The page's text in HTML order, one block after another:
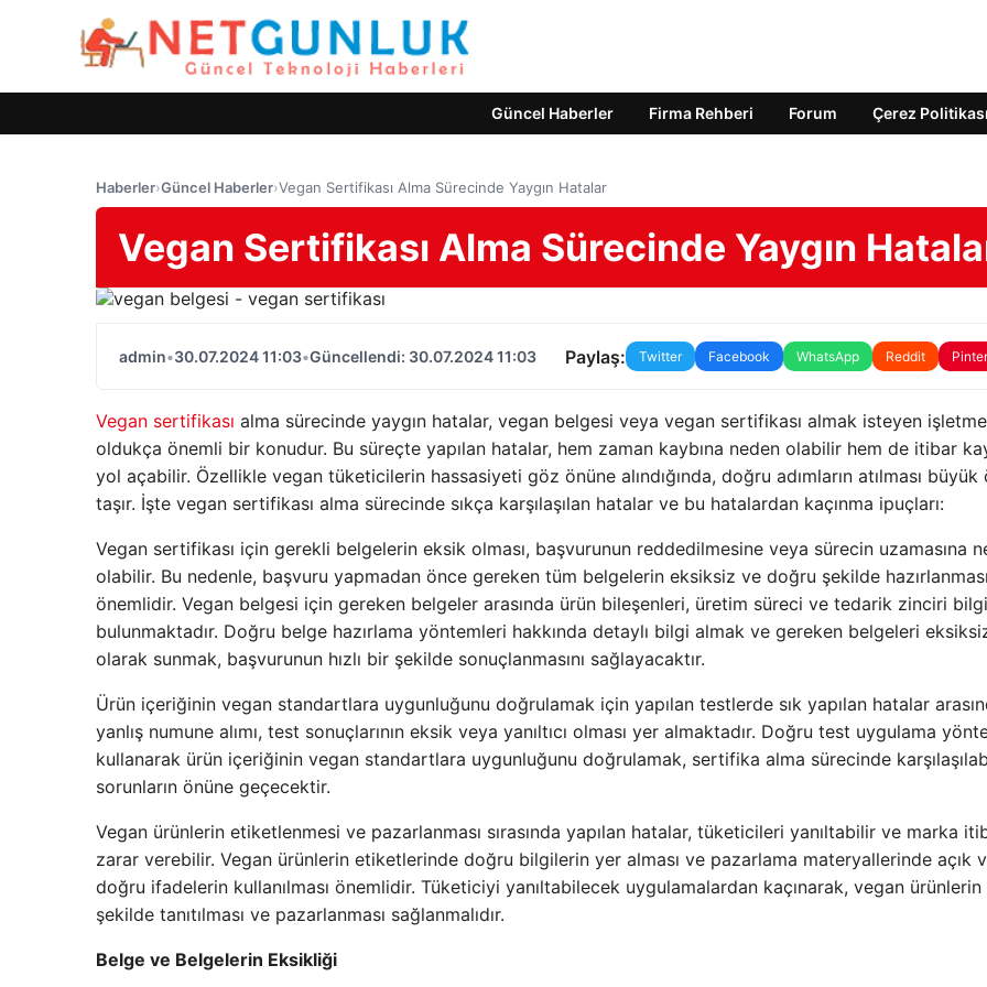
Güncel Haberler Firma Rehberi Forum Çerez Politikası
Haberler›Güncel Haberler›Vegan Sertifikası Alma Sürecinde Yaygın Hatalar
Vegan Sertifikası Alma Sürecinde Yaygın
admin•30.07.2024 11:03•Güncellendi: 30.07.2024 11:03 Paylaş: Twitter Facebook WhatsApp Reddit
Vegan sertifikası alma sürecinde yaygın hatalar, vegan belgesi veya vegan sertifikası almak isteyen
oldukça önemli bir konudur. Bu süreçte yapılan hatalar, hem zaman kaybına neden olabilir hem de itibar
yol açabilir. Özellikle vegan tüketicilerin hassasiyeti göz önüne alındığında, doğru adımların atılması büyük
taşır. İşte vegan sertifikası alma sürecinde sıkça karşılaşılan hatalar ve bu hatalardan kaçınma ipuçları:
Vegan sertifikası için gerekli belgelerin eksik olması, başvurunun reddedilmesine veya sürecin uzamasına
olabilir. Bu nedenle, başvuru yapmadan önce gereken tüm belgelerin eksiksiz ve doğru şekilde hazırlanması
önemlidir. Vegan belgesi için gereken belgeler arasında ürün bileşenleri, üretim süreci ve tedarik zinciri
bulunmaktadır. Doğru belge hazırlama yöntemleri hakkında detaylı bilgi almak ve gereken belgeleri
olarak sunmak, başvurunun hızlı bir şekilde sonuçlanmasını sağlayacaktır.
Ürün içeriğinin vegan standartlara uygunluğunu doğrulamak için yapılan testlerde sık yapılan hatalar
yanlış numune alımı, test sonuçlarının eksik veya yanıltıcı olması yer almaktadır. Doğru test uygulama
kullanarak ürün içeriğinin vegan standartlara uygunluğunu doğrulamak, sertifika alma sürecinde
sorunların önüne geçecektir.
Vegan ürünlerin etiketlenmesi ve pazarlanması sırasında yapılan hatalar, tüketicileri yanıltabilir ve marka
zarar verebilir. Vegan ürünlerin etiketlerinde doğru bilgilerin yer alması ve pazarlama materyallerinde açık
doğru ifadelerin kullanılması önemlidir. Tüketiciyi yanıltabilecek uygulamalardan kaçınarak, vegan
şekilde tanıtılması ve pazarlanması sağlanmalıdır.
Belge ve Belgelerin Eksikliği